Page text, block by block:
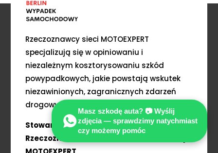
Rzeczoznawcy sieci MOTOEXPERT
specjalizują się w opiniowaniu i
niezależnym kosztorysowaniu szkód
powypadkowych, jakie powstają wskutek
niezawinionych, zagranicznych zdarzeń
drogowych np. w Berlinie- Potsdam?
Stowarzyszenie Międzynarodowych
Rzeczoznawców Techniki Samochodowej
Masz szkodę auta? 📷 Wyślij
zdjęcia — sprawdzimy natychmiast
czy możemy pomóc